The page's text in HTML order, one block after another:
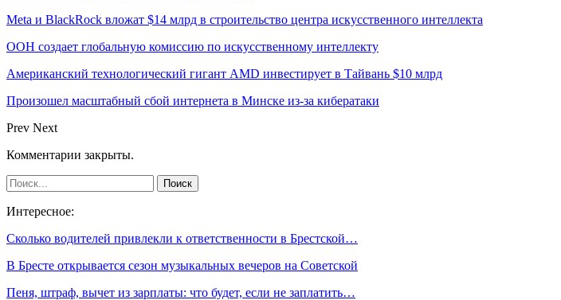
Meta и BlackRock вложат $14 млрд в строительство центра искусственного интеллекта
ООН создает глобальную комиссию по искусственному интеллекту
Американский технологический гигант AMD инвестирует в Тайвань $10 млрд
Произошел масштабный сбой интернета в Минске из-за кибератаки
Prev Next
Комментарии закрыты.
Интересное:
Сколько водителей привлекли к ответственности в Брестской…
В Бресте открывается сезон музыкальных вечеров на Советской
Пеня, штраф, вычет из зарплаты: что будет, если не заплатить…